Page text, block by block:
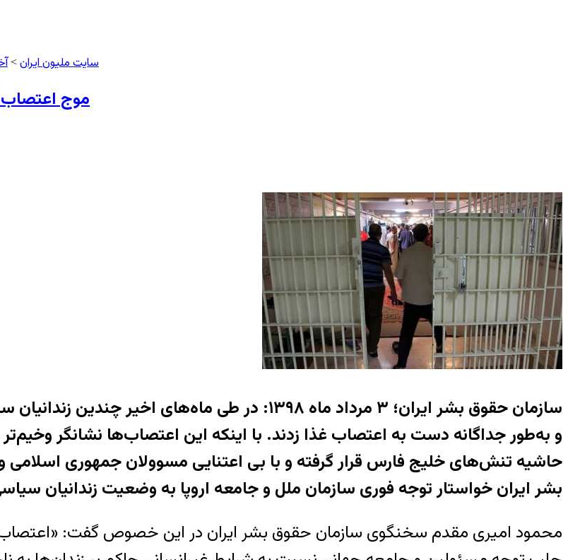
سایت ملیون ایران >
موج اعتصاب
سازمان حقوق بشر ایران؛ ۳ مرداد ماه ۱۳۹۸: در طی
و به‌طور جداگانه دست به اعتصاب غذا زدند. با اینکه این اعتصاب‌ها نشانگر
حاشیه تنش‌های خلیج فارس قرار گرفته و با بی اعتنایی مسوولان جمهوری
بشر ایران خواستار توجه فوری سازمان ملل و جامعه اروپا به وضعیت زندانیان
محمود امیری مقدم سخنگوی سازمان حقوق بشر ایران در این خصوص گفت: «اعتصاب